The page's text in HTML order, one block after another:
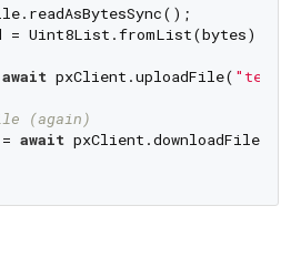
= Uint8List.fromList(bytes);
await pxClient.uploadFile(
(again)
await